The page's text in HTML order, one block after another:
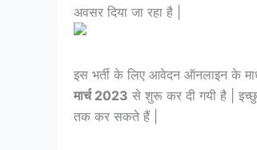
अवसर दिया जा रहा है |
इस भर्ती के लिए आवेदन ऑनलाइन के
मार्च 2023 से शुरू कर दी गयी है |
तक कर सकते हैं |